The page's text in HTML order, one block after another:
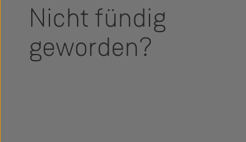
Nicht fündig
geworden?